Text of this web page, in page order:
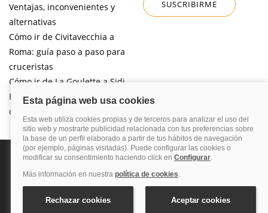
Ventajas, inconvenientes y
alternativas
Cómo ir de Civitavecchia a
Roma: guía paso a paso para
cruceristas
Cómo ir de La Goulette a Sidi
Bou Said por libre desde tu
crucero
Política de cookies
© 2026 Blog Cruceros – Guía de cruceros. Todos los derechos reservados.